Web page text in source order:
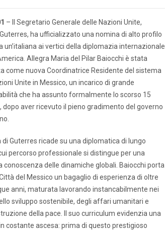
– Il Segretario Generale delle Nazioni Unite,
ha ufficializzato una nomina di alto profilo
un’italiana ai vertici della diplomazia internazionale
Allegra Maria del Pilar Baiocchi è stata
come nuova Coordinatrice Residente del sistema
Unite in Messico, un incarico di grande
che ha assunto formalmente lo scorso 15
dopo aver ricevuto il pieno gradimento del governo
di Guterres ricade su una diplomatica di lungo
percorso professionale si distingue per una
conoscenza delle dinamiche globali. Baiocchi porta
del Messico un bagaglio di esperienza di oltre
anni, maturata lavorando instancabilmente nei
sviluppo sostenibile, degli affari umanitari e
della pace. Il suo curriculum evidenzia una
costante ascesa: prima di questo prestigioso